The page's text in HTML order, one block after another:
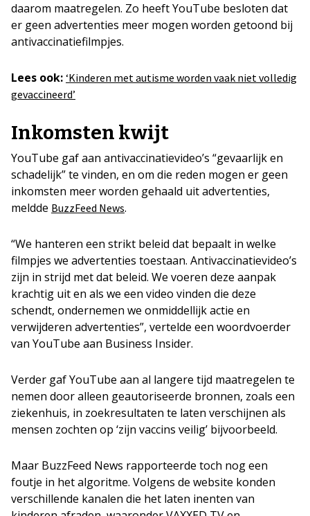
daarom maatregelen. Zo heeft YouTube besloten dat
er geen advertenties meer mogen worden getoond bij
antivaccinatiefilmpjes.
Lees ook: ‘Kinderen met autisme worden vaak niet volledig
gevaccineerd’
Inkomsten kwijt
YouTube gaf aan antivaccinatievideo’s “gevaarlijk en
schadelijk” te vinden, en om die reden mogen er geen
inkomsten meer worden gehaald uit advertenties,
meldde BuzzFeed News.
“We hanteren een strikt beleid dat bepaalt in welke
filmpjes we advertenties toestaan. Antivaccinatievideo’s
zijn in strijd met dat beleid. We voeren deze aanpak
krachtig uit en als we een video vinden die deze
schendt, ondernemen we onmiddellijk actie en
verwijderen advertenties”, vertelde een woordvoerder
van YouTube aan Business Insider.
Verder gaf YouTube aan al langere tijd maatregelen te
nemen door alleen geautoriseerde bronnen, zoals een
ziekenhuis, in zoekresultaten te laten verschijnen als
mensen zochten op ‘zijn vaccins veilig’ bijvoorbeeld.
Maar BuzzFeed News rapporteerde toch nog een
foutje in het algoritme. Volgens de website konden
verschillende kanalen die het laten inenten van